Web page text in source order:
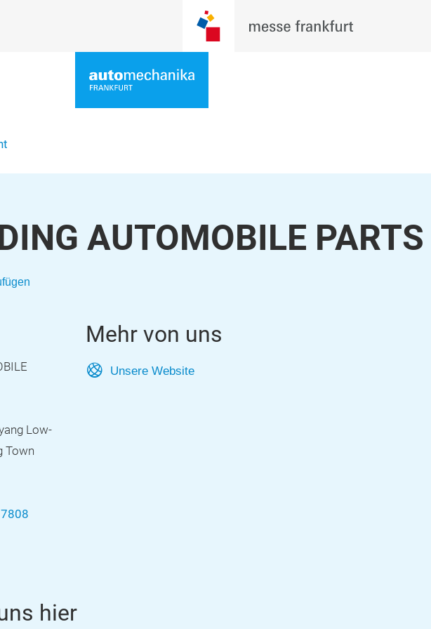
AUTOMOBILE PARTS
Low-
Town
Mehr von uns
Unsere Website
hier